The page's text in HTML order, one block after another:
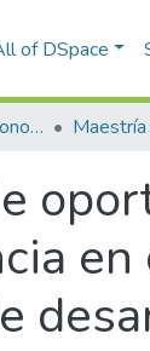
of DSpace
Escuela de Finanzas, Economía y Gobierno